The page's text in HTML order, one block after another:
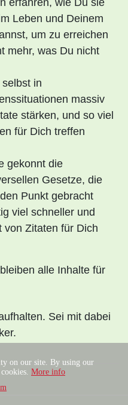
erfahren, wie Du sie
Leben und Deinem
um zu erreichen
mehr, was Du nicht
in
massiv
stärken, und so viel
für Dich treffen
gekonnt die
Gesetze, die
Punkt gebracht
viel schneller und
von Zitaten für Dich
alle Inhalte für
Sei mit dabei
on our site. By using our
More info